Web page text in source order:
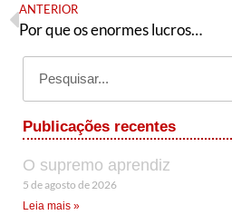
ANTERIOR
Por que os enormes lucros do Itaú e da “Faria Lima” não aparecem nem no rodapé da capa dos jornais?
Publicações recentes
O supremo aprendiz
5 de agosto de 2026
Leia mais »